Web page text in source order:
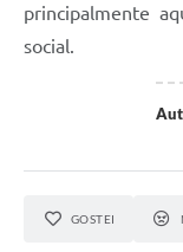
principalmente
social.
GOSTEI